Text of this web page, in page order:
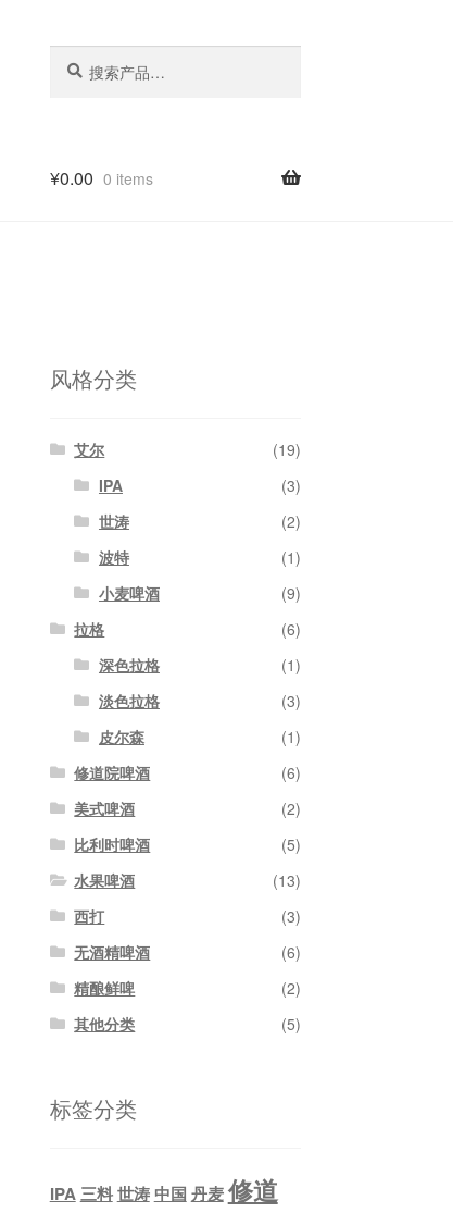
索：
¥0.00 0 items
风格分类
艾尔
(19)
IPA
(3)
世涛
(2)
波特
(1)
小麦啤酒
(9)
拉格
(6)
深色拉格
(1)
淡色拉格
(3)
皮尔森
(1)
修道院啤酒
(6)
美式啤酒
(2)
比利时啤酒
(5)
水果啤酒
(13)
西打
(3)
无酒精啤酒
(6)
精酿鲜啤
(2)
其他分类
(5)
标签分类
IPA三料世涛中国 丹麦修道